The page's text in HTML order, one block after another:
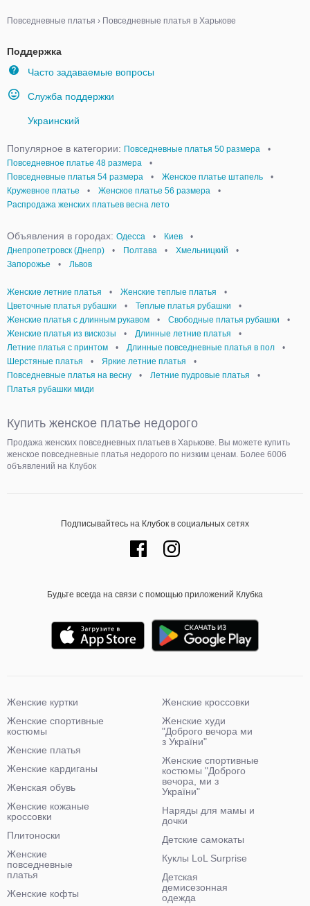
Повседневные платья › Повседневные платья в Харькове
Поддержка
Часто задаваемые вопросы
Служба поддержки
Украинский
Популярное в категории: Повседневные платья 50 размера
•
Повседневное платье 48 размера
•
Повседневные платья 54 размера
• Женское платье штапель
•
Кружевное платье
• Женское платье 56 размера
•
Распродажа женских платьев весна лето
Объявления в городах: Одесса • Киев
•
Днепропетровск (Днепр)
• Полтава • Хмельницкий
•
Запорожье
• Львов
Женские летние платья • Женские теплые платья
•
Цветочные платья рубашки
• Теплые платья рубашки
•
Женские платья с длинным рукавом
• Свободные платья рубашки
•
Женские платья из вискозы
• Длинные летние платья
•
Летние платья с принтом
• Длинные повседневные платья в пол
•
Шерстяные платья
• Яркие летние платья
•
Повседневные платья на весну
• Летние пудровые платья
•
Платья рубашки миди
Купить женское платье недорого
Продажа женских повседневных платьев в Харькове. Вы можете купить
женское повседневные платья недорого по низким ценам. Более 6006
объявлений на Клубок
Подписывайтесь на Клубок в социальных сетях
Будьте всегда на связи с помощью приложений Клубка
Женские куртки
Женские спортивные
костюмы
Женские платья
Женские кардиганы
Женская обувь
Женские кожаные
кроссовки
Плитоноски
Женские
повседневные
платья
Женские кофты
Женские кроссовки
Женские худи
"Доброго вечора ми
з України"
Женские спортивные
костюмы "Доброго
вечора, ми з
України"
Наряды для мамы и
дочки
Детские самокаты
Куклы LoL Surprise
Детская
демисезонная
одежда